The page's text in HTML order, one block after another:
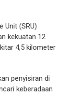
Unit (SRU)
kekuatan 12
4,5 kilometer
penyisiran di
keberadaan